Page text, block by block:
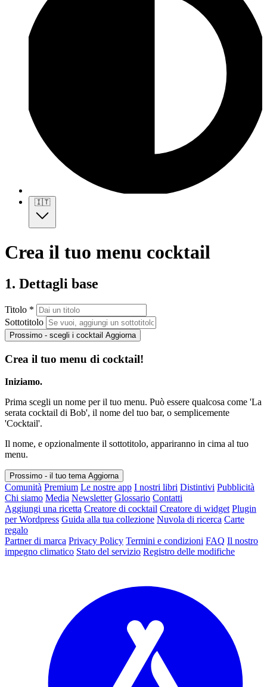
🇮🇹
Crea il tuo menu cocktail
1. Dettagli base
Titolo *
Sottotitolo
Prossimo - scegli i cocktail Aggiorna
Crea il tuo menu di cocktail!
Iniziamo.
Prima scegli un nome per il tuo menu. Può essere qualcosa come 'La
serata cocktail di Bob', il nome del tuo bar, o semplicemente
'Cocktail'.
Il nome, e opzionalmente il sottotitolo, appariranno in cima al tuo
menu.
Prossimo - il tuo tema Aggiorna
Comunità Premium Le nostre app I nostri libri Distintivi Pubblicità
Chi siamo Media Newsletter Glossario Contatti
Aggiungi una ricetta Creatore di cocktail Creatore di widget Plugin
per Wordpress Guida alla tua collezione Nuvola di ricerca Carte
regalo
Partner di marca Privacy Policy Termini e condizioni FAQ Il nostro
impegno climatico Stato del servizio Registro delle modifiche